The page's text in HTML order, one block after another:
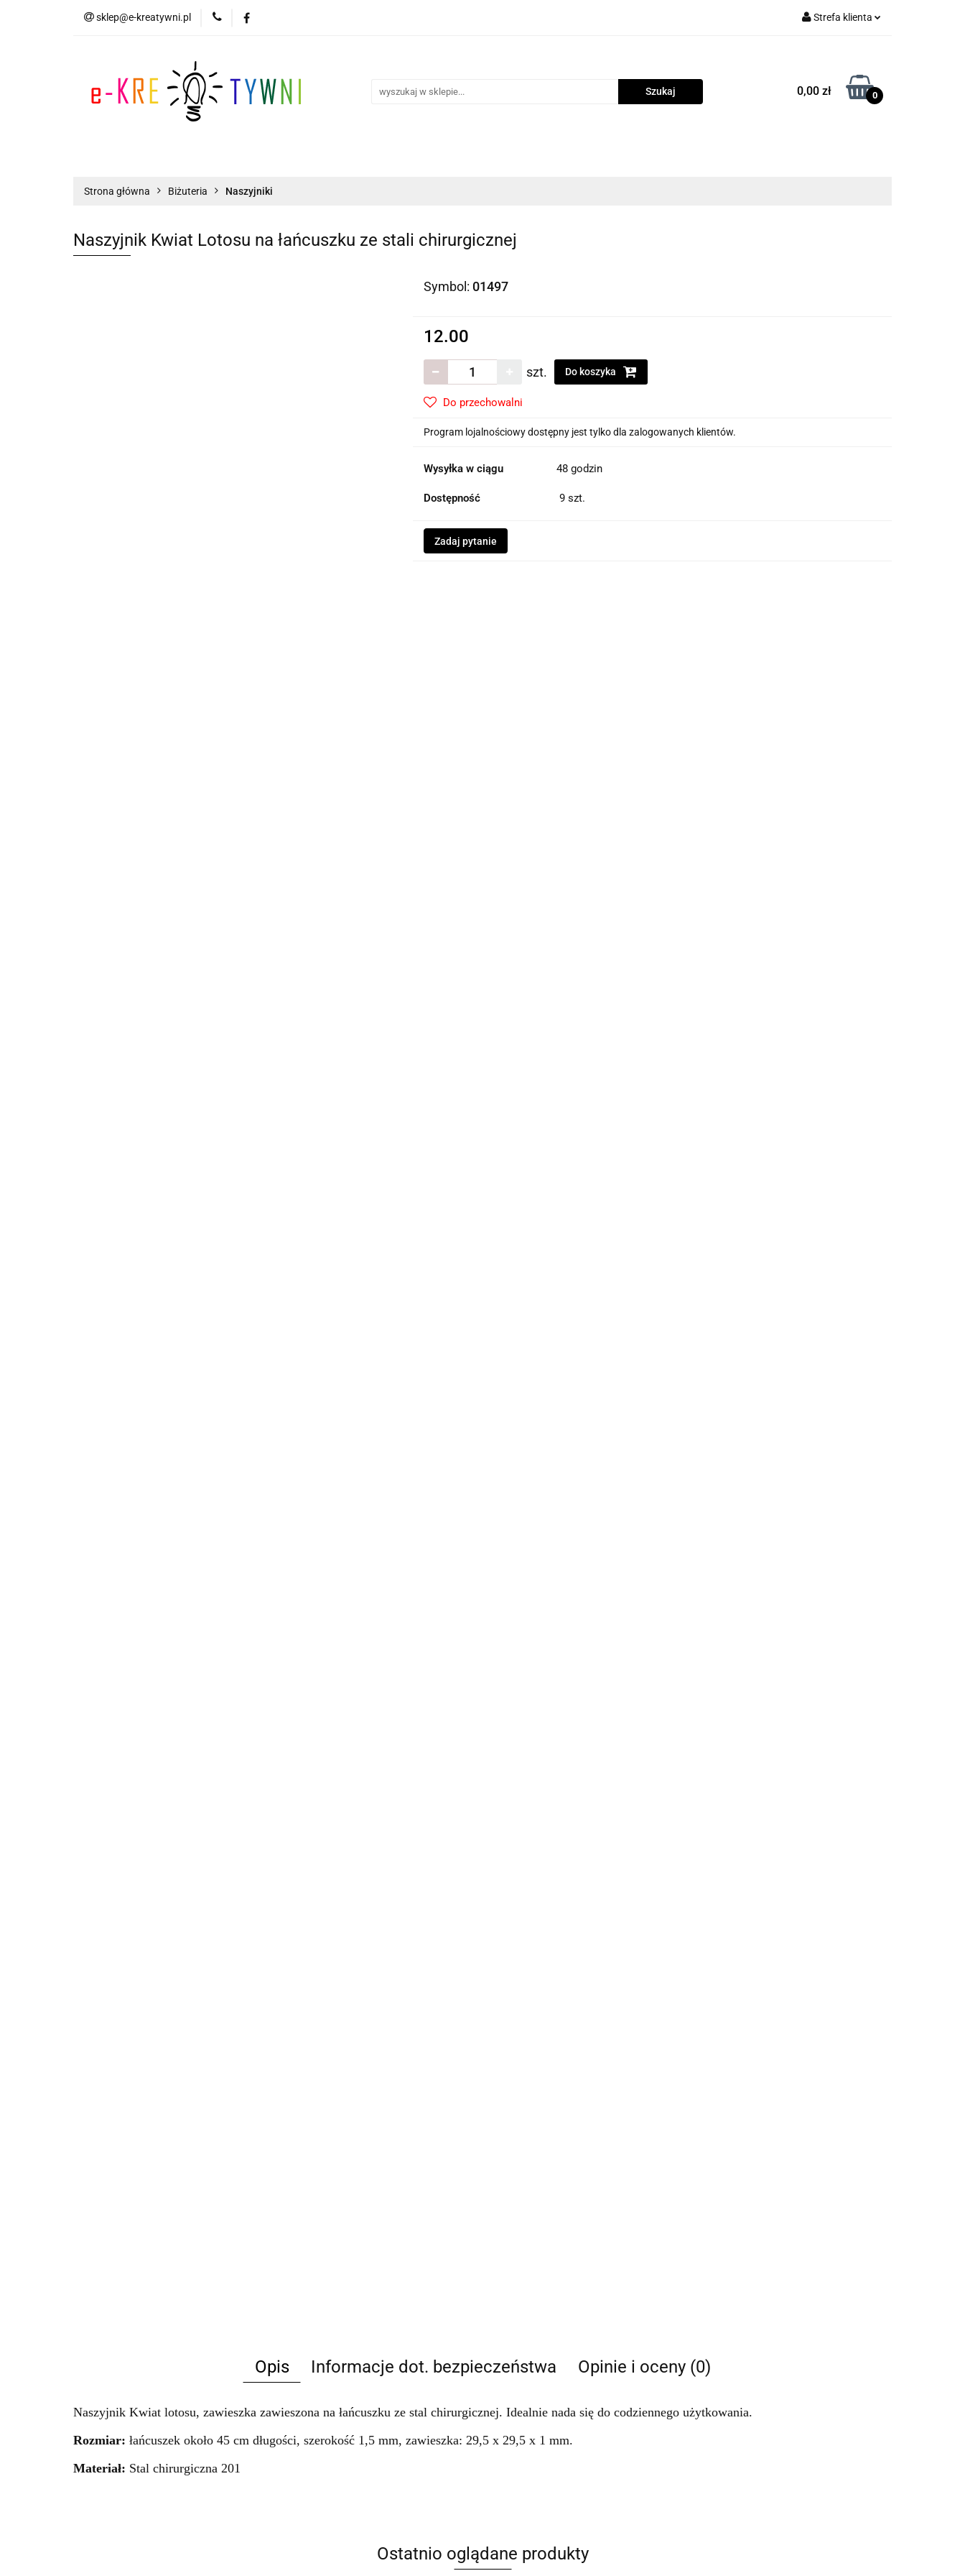
sklep@e-kreatywni.pl Strefa klienta
Zarejestruj się
Dodaj zgłoszenie
0,00 zł 0
Tworzenie Biżuterii
Biżuteria Nowości
Strona główna Biżuteria Naszyjniki
Naszyjnik Kwiat Lotosu na łańcuszku ze stali chirurgicznej
Symbol: 01497
12.00
szt. Do koszyka
Do przechowalni
Program lojalnościowy dostępny jest tylko dla zalogowanych klientów.
Wysyłka w ciągu 48 godzin
Dostępność 9 szt.
Zadaj pytanie
Opis Informacje dot. bezpieczeństwa Opinie i oceny (0)
Naszyjnik Kwiat lotosu, zawieszka zawieszona na łańcuszku ze stal chirurgicznej. Idealnie nada się do codziennego użytkowania.
Rozmiar: łańcuszek około 45 cm długości, szerokość 1,5 mm, zawieszka: 29,5 x 29,5 x 1 mm.
Materiał: Stal chirurgiczna 201
Ostatnio oglądane produkty